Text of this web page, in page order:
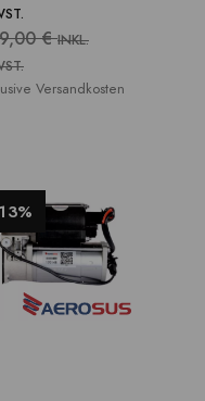
€INKL.
Versandkosten